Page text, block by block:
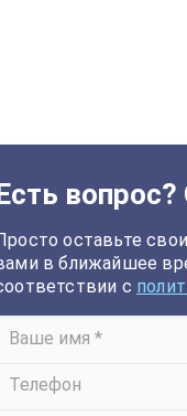
вопрос?
оставьте
в ближайшее
с